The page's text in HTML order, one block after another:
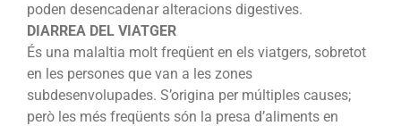
poden desencadenar alteracions digestives.
DIARREA DEL VIATGER
És una malaltia molt freqüent en els viatgers, sobretot
en les persones que van a les zones
subdesenvolupades. S’origina per múltiples causes;
però les més freqüents són la presa d’aliments en